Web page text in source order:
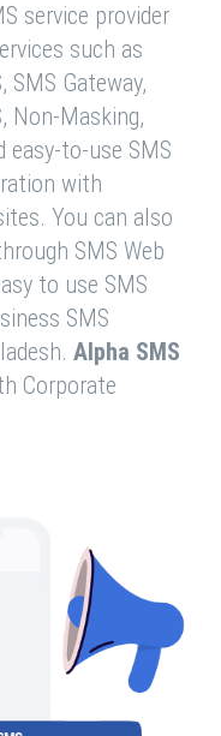
service provider
such as
SMS Gateway,
Non-Masking,
to-use SMS
with
You can also
SMS Web
to use SMS
SMS
Alpha SMS
Corporate